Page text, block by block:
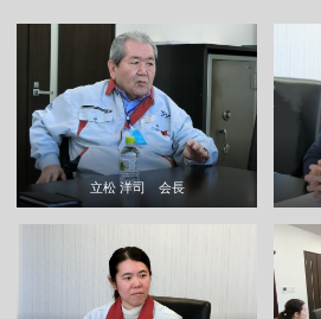
立松 洋司 会長